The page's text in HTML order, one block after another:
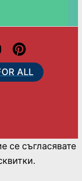
ALL
се съгласявате